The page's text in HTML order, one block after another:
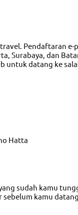
Pendaftaran e-
Surabaya, dan
untuk datang ke
Hatta
sudah kamu
kamu